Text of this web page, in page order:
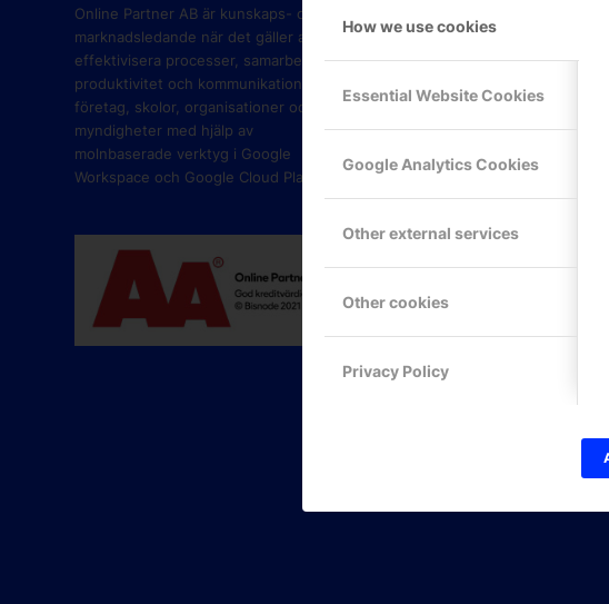
How we use cookies
Essential Website Cookies
Google Analytics Cookies
Other external services
Other cookies
Privacy Policy
Online Partner AB är kunskaps- och
marknadsledande när det gäller att
effektivisera processer, samarbete,
produktivitet och kommunikation i
företag, skolor, organisationer och
myndigheter med hjälp av
molnbaserade verktyg i Google
Workspace och Google Cloud Platform.